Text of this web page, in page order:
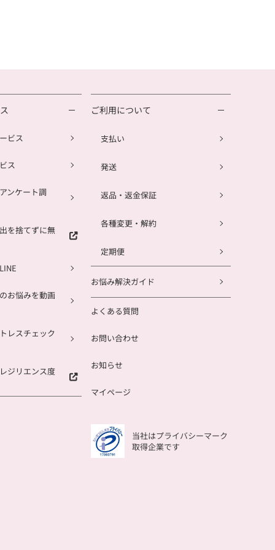
ビス
ス
ンケート調
を捨てずに無
お悩みを動画
レスチェック
ジリエンス度
ご利用について
支払い
発送
返品・返金保証
各種変更・解約
定期便
お悩み解決ガイド
よくある質問
お問い合わせ
お知らせ
マイページ
当社はプライバシーマーク
取得企業です